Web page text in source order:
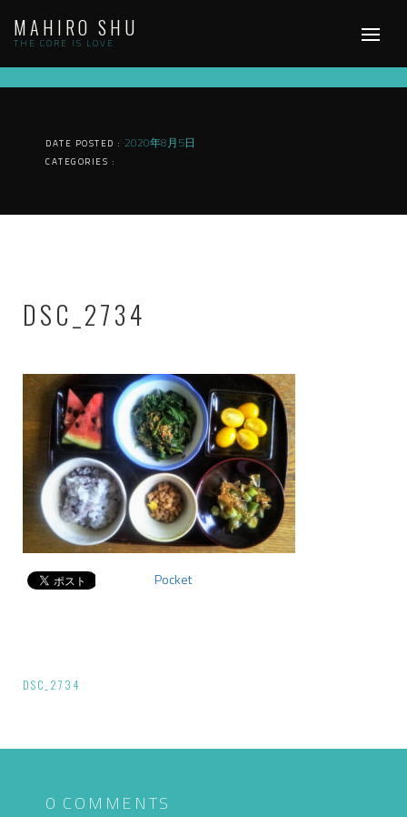
content
MAHIRO SHU
THE CORE IS LOVE
DATE POSTED : 2020年8月5日
CATEGORIES :
DSC_2734
Pocket
投
ナ
DSC_2734
0 COMMENTS